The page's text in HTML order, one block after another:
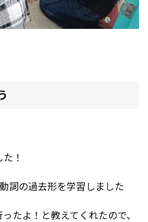
！
詞の過去形を学習しました
たよ！と教えてくれたので、